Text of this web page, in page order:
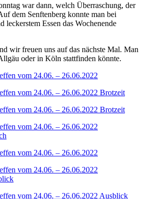
war dann, welch Überraschung, der
dem Senftenberg konnte man bei
leckerstem Essen das Wochenende
wir freuen uns auf das nächste Mal. Man
oder in Köln stattfinden könnte.